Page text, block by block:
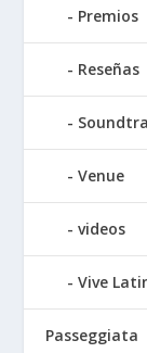
Premios
Reseñas
Venue
videos
Vive
Passeggiata